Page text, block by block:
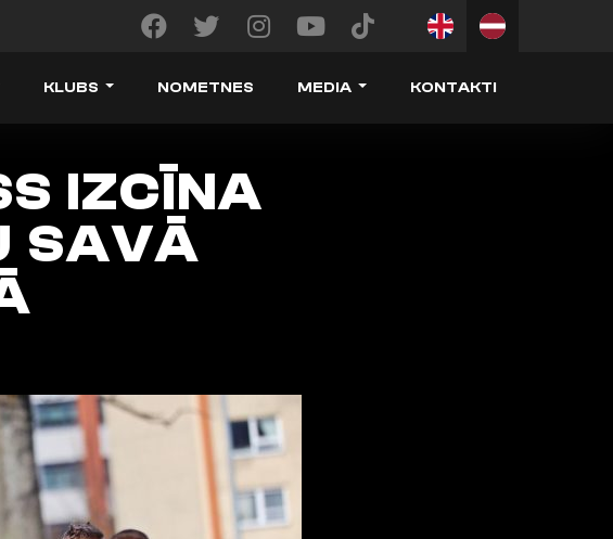
KLUBS NOMETNES MEDIA KONTAKTI
IZCĪNA
SAVĀ